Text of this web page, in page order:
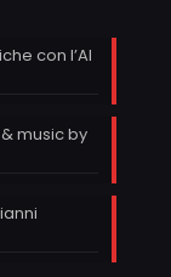
con l’AI
music by